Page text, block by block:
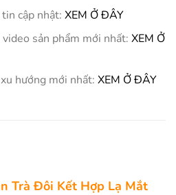
cập nhật: XEM Ở ĐÂY
sản phẩm mới nhất: XEM Ở
hướng mới nhất: XEM Ở ĐÂY
Trà Đôi Kết Hợp Lạ Mắt